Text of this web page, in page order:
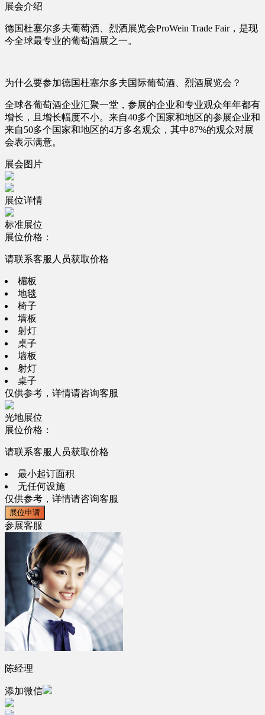
展会介绍
德国杜塞尔多夫葡萄酒、烈酒展览会ProWein Trade Fair，是现
今全球最专业的葡萄酒展之一。
为什么要参加德国杜塞尔多夫国际葡萄酒、烈酒展览会？
全球各葡萄酒企业汇聚一堂，参展的企业和专业观众年年都有
增长，且增长幅度不小。来自40多个国家和地区的参展企业和
来自50多个国家和地区的4万多名观众，其中87%的观众对展
会表示满意。
展会图片
展位详情
标准展位
展位价格：
请联系客服人员获取价格
楣板
地毯
椅子
墙板
射灯
桌子
墙板
射灯
桌子
仅供参考，详情请咨询客服
光地展位
展位价格：
请联系客服人员获取价格
最小起订面积
无任何设施
仅供参考，详情请咨询客服
展位申请
参展客服
陈经理
添加微信